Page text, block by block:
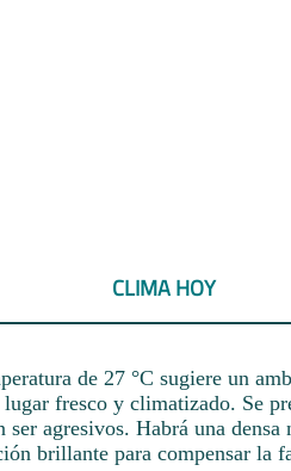
CLIMA HOY
de 27 °C sugiere un
lugar fresco y climatizado. Se
ser agresivos. Habrá una
brillante para compensar la